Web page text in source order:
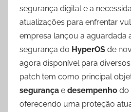
segurança digital e a
atualizações para enfrentar
empresa lançou a aguardada
segurança do HyperOS de
agora disponível para
patch tem como principal
segurança e desempenho do
oferecendo uma proteção